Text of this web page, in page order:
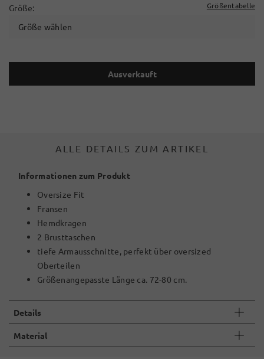
Größe: Größentabelle
Größe wählen
Ausverkauft
ALLE DETAILS ZUM ARTIKEL
Informationen zum Produkt
Oversize Fit
Fransen
Hemdkragen
2 Brusttaschen
tiefe Armausschnitte, perfekt über oversized
Oberteilen
Größenangepasste Länge ca. 72-80 cm.
Details
Material